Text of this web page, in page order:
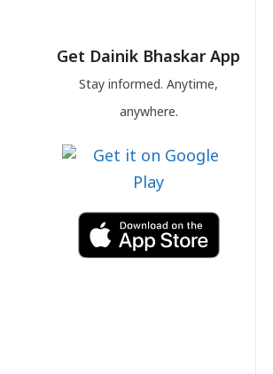
Get Dainik Bhaskar App
Stay informed. Anytime,
anywhere.